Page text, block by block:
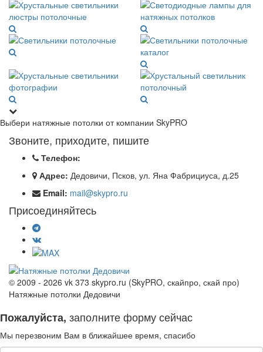
Выбери натяжные потолки от компании SkyPRO
Звоните, приходите, пишите
Телефон:
Адрес: Дедовичи, Псков, ул. Яна Фабрициуса, д.25
Email: mail@skypro.ru
Присоединяйтесь
© 2009 - 2026 vk 373 skypro.ru (SkyPRO, скайпро, скай про)
Натяжные потолки Дедовичи
Пожалуйста, заполните форму сейчас
Мы перезвоним Вам в ближайшее время, спасибо